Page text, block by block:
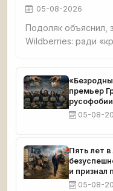
05-08-2026
Подоляк объяснил,
Wildberries: ради
направлены на
вызвать протесты
бизнес отвечает
премьер
05-08-
Пять лет
и признал
05-08-